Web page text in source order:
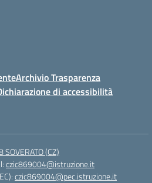
Archivio Trasparenza
di accessibilità
(CZ)
czic869004@istruzione.it
czic869004@pec.istruzione.it